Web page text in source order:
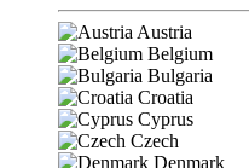
Austria
Belgium
Bulgaria
Croatia
Cyprus
Czech
Denmark